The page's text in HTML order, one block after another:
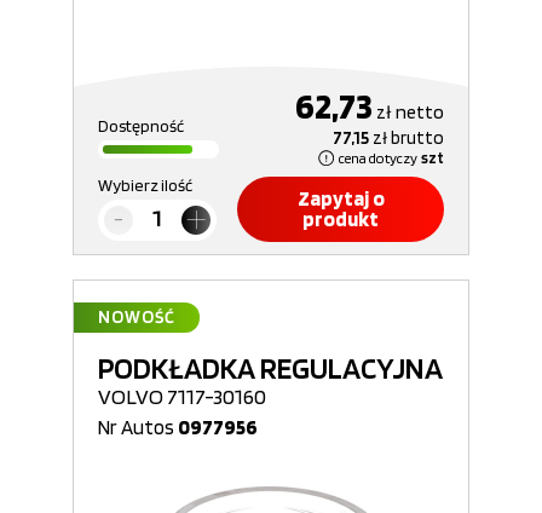
Dostępność 62,73 złnetto
77,15 złbrutto
cena dotyczy szt
Wybierz ilość
Zapytaj o
produkt
NOWOŚĆ
PODKŁADKA REGULACYJNA
VOLVO 7117-30160
Nr Autos 0977956